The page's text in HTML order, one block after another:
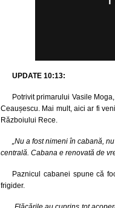
UPDATE 10:13:
Potrivit primarului Vasile
Ceaușescu. Mai mult, aici ar fi
Războiului Rece.
„Nu a fost nimeni în cabană,
centrală. Cabana e renovată de
Paznicul cabanei spune că
frigider.